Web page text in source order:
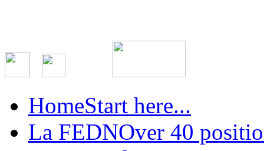
HomeStart here...
La FEDNOver 40